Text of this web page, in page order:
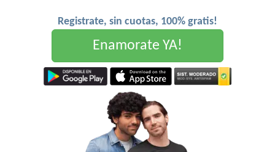
Registrate, sin cuotas, 100% gratis!
Enamorate YA!